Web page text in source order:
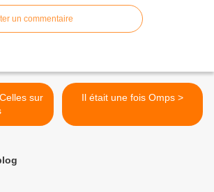
un commentaire
Il était une fois Omps >